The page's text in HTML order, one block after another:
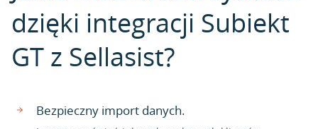
dzięki integracji Subiekt
GT z Sellasist?
Bezpieczny import danych.